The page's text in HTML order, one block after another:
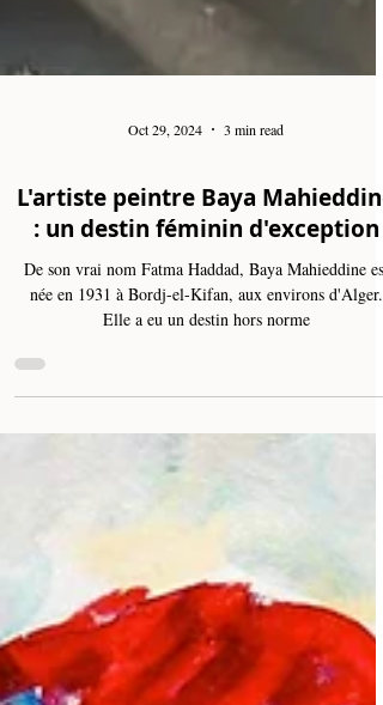
Oct 29, 2024 3 min read
: un destin féminin d'exception
née en 1931 à Bordj-el-Kifan, aux environs d'Alger.
Elle a eu un destin hors norme